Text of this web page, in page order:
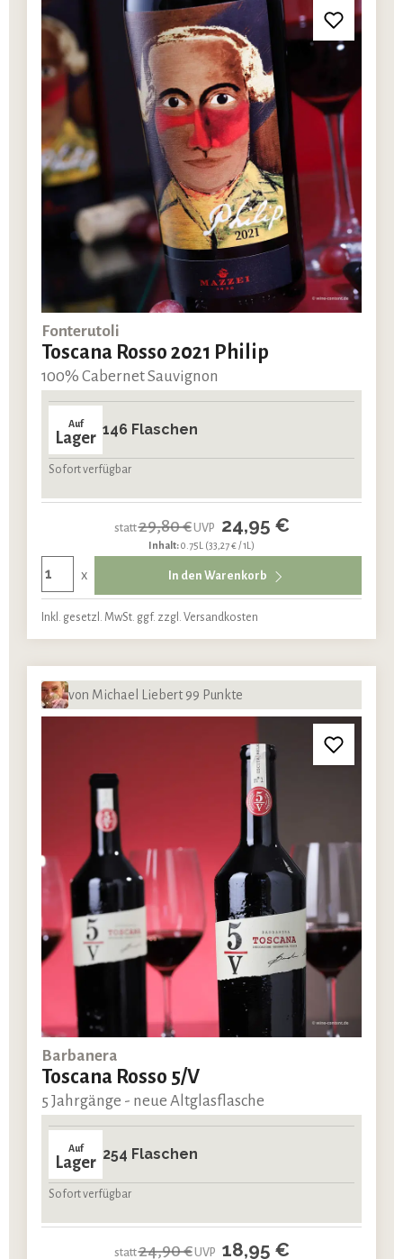
Fonterutoli
Toscana Rosso 2021 Philip
100% Cabernet Sauvignon
Auf
Lager 146 Flaschen
Sofort verfügbar
statt29,80 €UVP 24,95 €
Inhalt:0.75L (33,27 € / 1L)
x In den Warenkorb
Inkl. gesetzl. MwSt. ggf. zzgl. Versandkosten
von Michael Liebert 99 Punkte
Barbanera
Toscana Rosso 5/V
5 Jahrgänge - neue Altglasflasche
Auf
Lager 254 Flaschen
Sofort verfügbar
statt24,90 €UVP 18,95 €